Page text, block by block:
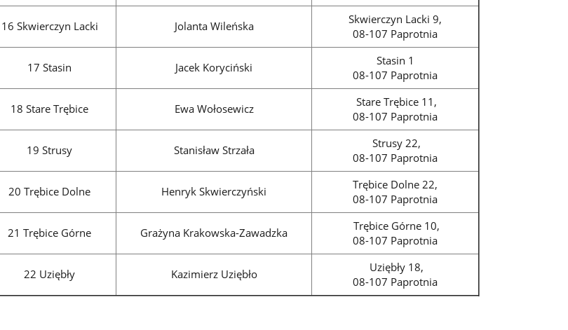
16 Skwierczyn Lacki Jolanta Wileńska
Skwierczyn Lacki 9,
08-107 Paprotnia
17 Stasin Jacek Koryciński
Stasin 1
08-107 Paprotnia
18 Stare Trębice Ewa Wołosewicz
Stare Trębice 11,
08-107 Paprotnia
19 Strusy Stanisław Strzała
Strusy 22,
08-107 Paprotnia
20 Trębice Dolne Henryk Skwierczyński
Trębice Dolne 22,
08-107 Paprotnia
21 Trębice Górne Grażyna Krakowska-Zawadzka
Trębice Górne 10,
08-107 Paprotnia
22 Uziębły Kazimierz Uziębło
Uziębły 18,
08-107 Paprotnia